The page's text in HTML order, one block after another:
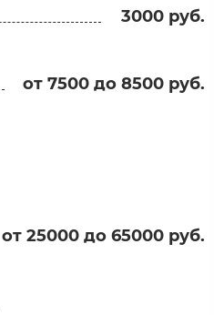
3000 руб.
от 7500 до 8500 руб.
от 25000 до 65000 руб.